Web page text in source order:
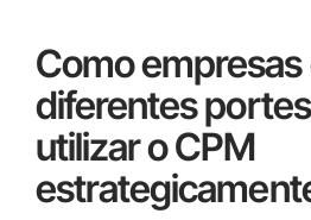
Como empresas
diferentes
utilizar o CPM